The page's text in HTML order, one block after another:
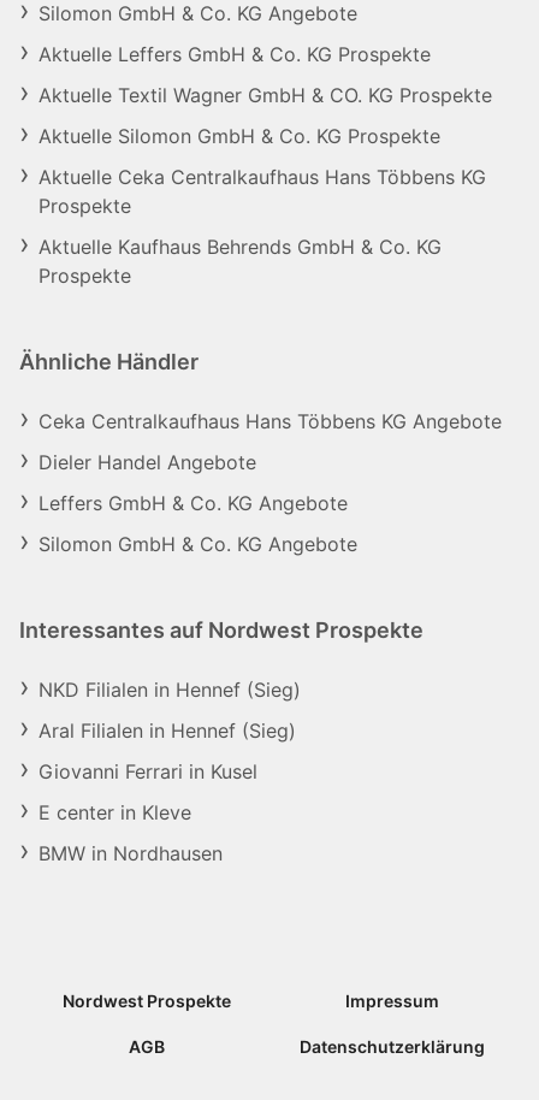
Silomon GmbH & Co. KG Angebote
Aktuelle Leffers GmbH & Co. KG Prospekte
Aktuelle Textil Wagner GmbH & CO. KG Prospekte
Aktuelle Silomon GmbH & Co. KG Prospekte
Aktuelle Ceka Centralkaufhaus Hans Többens KG
Prospekte
Aktuelle Kaufhaus Behrends GmbH & Co. KG
Prospekte
Ähnliche Händler
Ceka Centralkaufhaus Hans Többens KG Angebote
Dieler Handel Angebote
Leffers GmbH & Co. KG Angebote
Silomon GmbH & Co. KG Angebote
Interessantes auf Nordwest Prospekte
NKD Filialen in Hennef (Sieg)
Aral Filialen in Hennef (Sieg)
Giovanni Ferrari in Kusel
E center in Kleve
BMW in Nordhausen
Nordwest Prospekte Impressum
AGB Datenschutzerklärung